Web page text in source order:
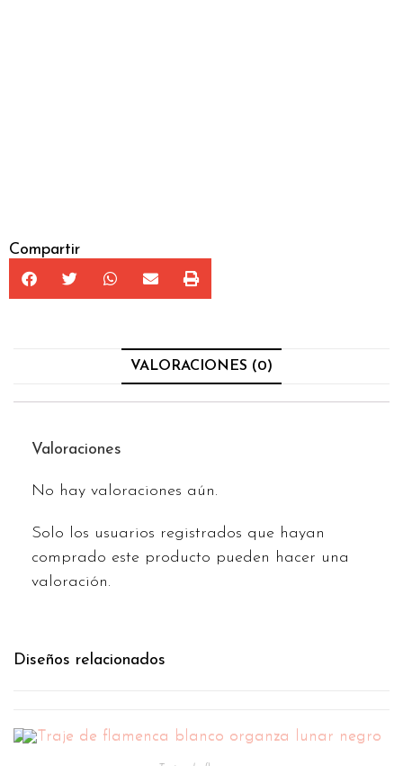
Compartir
VALORACIONES (0)
Valoraciones
No hay valoraciones aún.
Solo los usuarios registrados que hayan
comprado este producto pueden hacer una
valoración.
Diseños relacionados